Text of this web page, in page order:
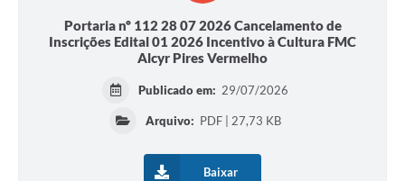
Portaria nº 112 28 07 2026 Cancelamento de
Inscrições Edital 01 2026 Incentivo à Cultura FMC
Alcyr Pires Vermelho
Publicado em: 29/07/2026
Arquivo: PDF | 27,73 KB
Baixar